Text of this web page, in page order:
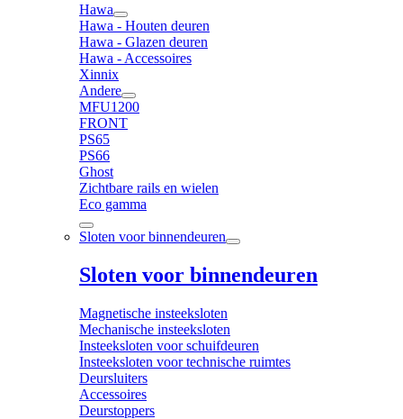
Hawa
Hawa - Houten deuren
Hawa - Glazen deuren
Hawa - Accessoires
Xinnix
Andere
MFU1200
FRONT
PS65
PS66
Ghost
Zichtbare rails en wielen
Eco gamma
Sloten voor binnendeuren
Sloten voor binnendeuren
Magnetische insteeksloten
Mechanische insteeksloten
Insteeksloten voor schuifdeuren
Insteeksloten voor technische ruimtes
Deursluiters
Accessoires
Deurstoppers